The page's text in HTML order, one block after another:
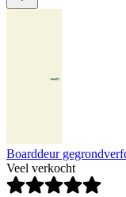
Boarddeur
Veel verkocht